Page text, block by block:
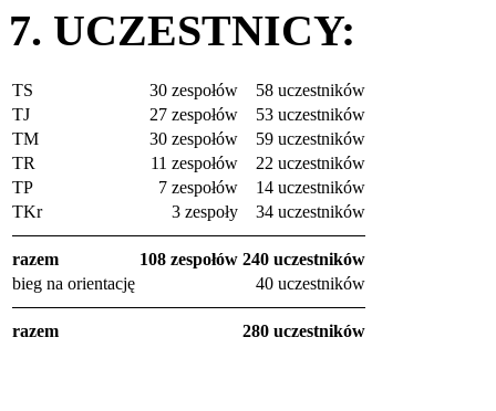
7. UCZESTNICY:
TS 30 zespołów
58 uczestników
TJ
27 zespołów
53 uczestników
TM
30 zespołów
59 uczestników
TR
11 zespołów
22 uczestników
TP
7 zespołów
14 uczestników
TKr
3 zespoły 34 uczestników
razem 108 zespołów 240 uczestników
bieg na orientację
40 uczestników
razem 280 uczestników